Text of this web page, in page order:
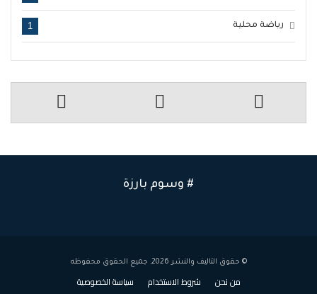
رياضة محلية 1
# وسوم بارزة
© حقوق التاليف والنشر 2026, جميع الحقوق محفوظه
من نحن شروط الاستخدام سياسة الخصوصية